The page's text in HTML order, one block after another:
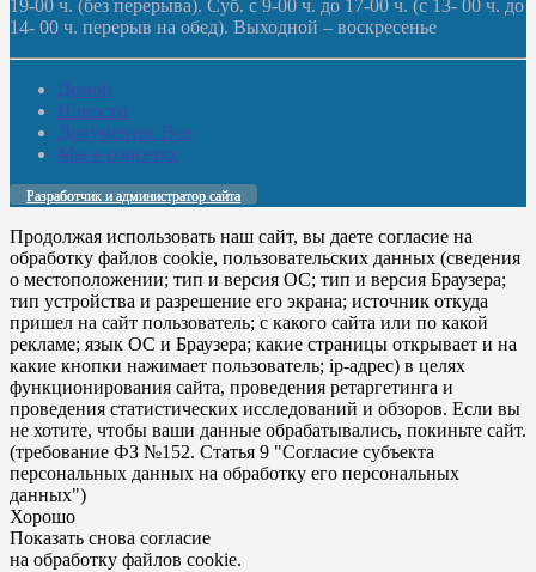
19-00 ч. (без перерыва). Суб. с 9-00 ч. до 17-00 ч. (с 13- 00 ч. до
14- 00 ч. перерыв на обед). Выходной – воскресенье
Домой
Новости
Документы. Все
Мы в соцсетях
Разработчик и администратор сайта
Продолжая использовать наш сайт, вы даете согласие на
обработку файлов cookie, пользовательских данных (сведения
о местоположении; тип и версия ОС; тип и версия Браузера;
тип устройства и разрешение его экрана; источник откуда
пришел на сайт пользователь; с какого сайта или по какой
рекламе; язык ОС и Браузера; какие страницы открывает и на
какие кнопки нажимает пользователь; ip-адрес) в целях
функционирования сайта, проведения ретаргетинга и
проведения статистических исследований и обзоров. Если вы
не хотите, чтобы ваши данные обрабатывались, покиньте сайт.
(требование ФЗ №152. Статья 9 "Согласие субъекта
персональных данных на обработку его персональных
данных")
Хорошо
Показать снова согласие
на обработку файлов cookie.